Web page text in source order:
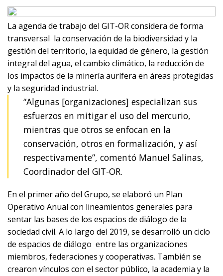
La agenda de trabajo del GIT-OR considera de forma
transversal la conservación de la biodiversidad y la
gestión del territorio, la equidad de género, la gestión
integral del agua, el cambio climático, la reducción de
los impactos de la minería aurífera en áreas protegidas
y la seguridad industrial.
“Algunas [organizaciones] especializan sus
esfuerzos en mitigar el uso del mercurio,
mientras que otros se enfocan en la
conservación, otros en formalización, y así
respectivamente”, comentó Manuel Salinas,
Coordinador del GIT-OR.
En el primer año del Grupo, se elaboró un Plan
Operativo Anual con lineamientos generales para
sentar las bases de los espacios de diálogo de la
sociedad civil. A lo largo del 2019, se desarrolló un ciclo
de espacios de diálogo entre las organizaciones
miembros, federaciones y cooperativas. También se
crearon vínculos con el sector público, la academia y la